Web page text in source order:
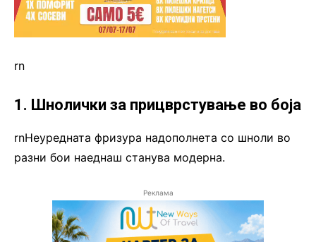
rn
1. Шнолички за прицврстување во боја
rnНеуредната фризура надополнета со шноли во
разни бои наеднаш станува модерна.
Реклама